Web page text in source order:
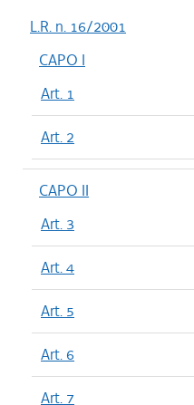
L.R. n. 16/2001
CAPO I
Art. 1
Art. 2
CAPO II
Art. 3
Art. 4
Art. 5
Art. 6
Art. 7